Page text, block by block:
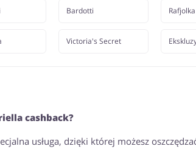
Bardotti
Victoria's Secret
Rafjolka
cashback?
usługa, dzięki której możesz